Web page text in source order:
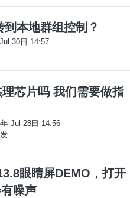
本地群组控制？
30日 14:57
芯片吗 我们需要做指
Jul 28日 14:56
眼睛屏DEMO，打开
噪声